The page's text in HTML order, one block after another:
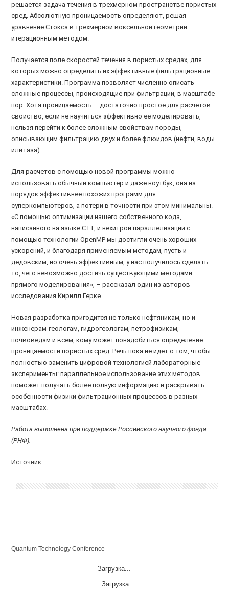
решается задача течения в трехмерном пространстве пористых
сред. Абсолютную проницаемость определяют, решая
уравнение Стокса в трехмерной воксельной геометрии
итерационным методом.
Получается поле скоростей течения в пористых средах, для
которых можно определить их эффективные фильтрационные
характеристики. Программа позволяет численно описать
сложные процессы, происходящие при фильтрации, в масштабе
пор. Хотя проницаемость – достаточно простое для расчетов
свойство, если не научиться эффективно ее моделировать,
нельзя перейти к более сложным свойствам породы,
описывающим фильтрацию двух и более флюидов (нефти, воды
или газа).
Для расчетов с помощью новой программы можно
использовать обычный компьютер и даже ноутбук, она на
порядок эффективнее похожих программ для
суперкомпьютеров, а потери в точности при этом минимальны.
«С помощью оптимизации нашего собственного кода,
написанного на языке С++, и нехитрой параллелизации с
помощью технологии OpenMP мы достигли очень хороших
ускорений, и благодаря применяемым методам, пусть и
дедовским, но очень эффективным, у нас получилось сделать
то, чего невозможно достичь существующими методами
прямого моделирования», – рассказал один из авторов
исследования Кирилл Герке.
Новая разработка пригодится не только нефтяникам, но и
инженерам-геологам, гидрогеологам, петрофизикам,
почвоведам и всем, кому может понадобиться определение
проницаемости пористых сред. Речь пока не идет о том, чтобы
полностью заменить цифровой технологией лабораторные
эксперименты: параллельное использование этих методов
поможет получать более полную информацию и раскрывать
особенности физики фильтрационных процессов в разных
масштабах.
Работа выполнена приподдержке Российского научного фонда
(РНФ).
Источник
Quantum Technology Conference
Загрузка...
Загрузка...